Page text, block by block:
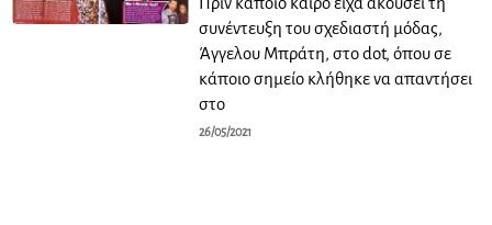
συνέντευξη του σχεδιαστή μόδας,
Άγγελου Μπράτη, στο dot, όπου σε
κάποιο σημείο κλήθηκε να απαντήσει
στο
26/05/2021